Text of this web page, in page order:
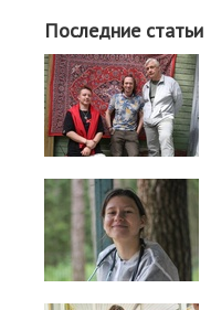
Последние статьи